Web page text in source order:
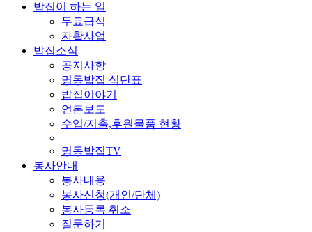
밥집이 하는 일
무료급식
자활사업
밥집소식
공지사항
명동밥집 식단표
밥집이야기
언론보도
수입/지출,후원물품 현황
명동밥집TV
봉사안내
봉사내용
봉사신청(개인/단체)
봉사등록 취소
질문하기